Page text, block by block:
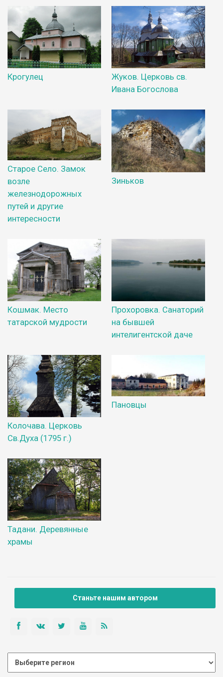
Крогулец
Жуков. Церковь св.
Ивана Богослова
Старое Село. Замок
возле
железнодорожных
путей и другие
интересности
Зиньков
Кошмак. Место
татарской мудрости
Прохоровка. Санаторий
на бывшей
интелигентской даче
Колочава. Церковь
Св.Духа (1795 г.)
Пановцы
Тадани. Деревянные
храмы
Станьте нашим автором